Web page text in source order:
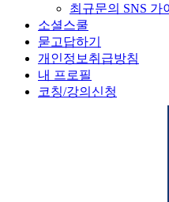
최규문의 SNS 가
소셜스쿨
묻고답하기
개인정보취급방침
내 프로필
코칭/강의신청